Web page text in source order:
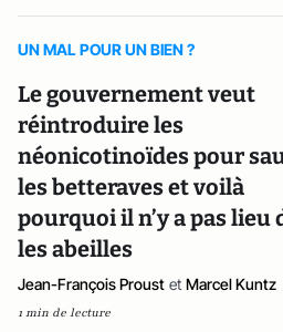
UN MAL POUR UN BIEN ?
Le gouvernement veut
réintroduire les
néonicotinoïdes pour
les betteraves et voilà
pourquoi il n’y a pas lieu
les abeilles
Jean-François Proust et Marcel Kuntz
1 min de lecture